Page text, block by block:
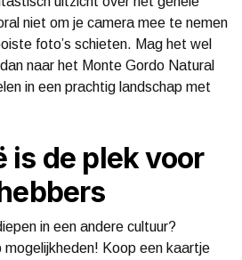
niet om je camera mee te nemen
foto’s schieten. Mag het wel
naar het Monte Gordo Natural
in een prachtig landschap met
is de plek voor
in een andere cultuur?
mogelijkheden! Koop een kaartje